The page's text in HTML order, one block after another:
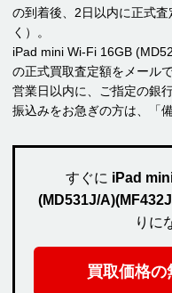
の到着後、2日以内に正式
く）。
iPad mini Wi-Fi 16GB
の正式買取査定額をメール
営業日以内に、ご指定の銀
振込みをお急ぎの方は、「
すぐに iPad
(MD531J/
りに
買取価格の